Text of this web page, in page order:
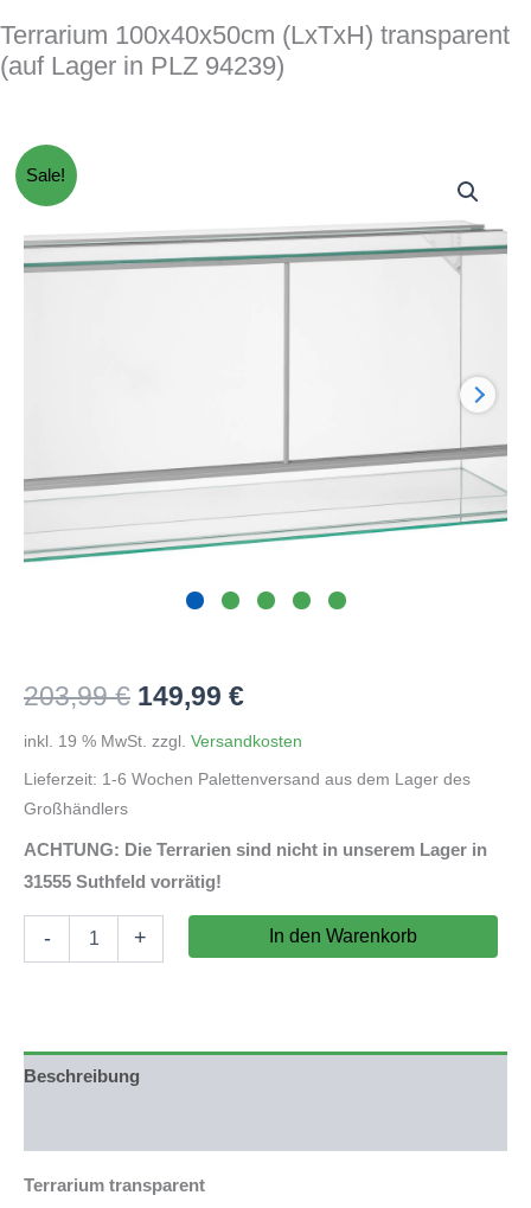
Terrarium 100x40x50cm (LxTxH) transparent
(auf Lager in PLZ 94239)
Sale!
203,99€ Ursprünglicher
Preis
war:
203,99 €
149,99 €Aktueller
Preis
ist:
149,99 €.
inkl. 19 % MwSt. zzgl. Versandkosten
Lieferzeit: 1-6 Wochen Palettenversand aus dem Lager des
Großhändlers
ACHTUNG: Die Terrarien sind nicht in unserem Lager in
31555 Suthfeld vorrätig!
-
100x40x50cm
in
+ In den Warenkorb
Beschreibung
Terrarium transparent